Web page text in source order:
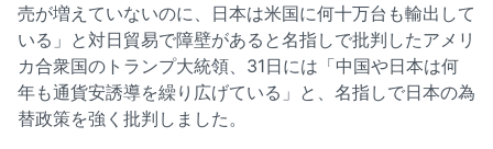
売が増えていないのに、日本は米国に何十万台も輸出して
いる」と対日貿易で障壁があると名指しで批判したアメリ
カ合衆国のトランプ大統領、31日には「中国や日本は何
年も通貨安誘導を繰り広げている」と、名指しで日本の為
替政策を強く批判しました。